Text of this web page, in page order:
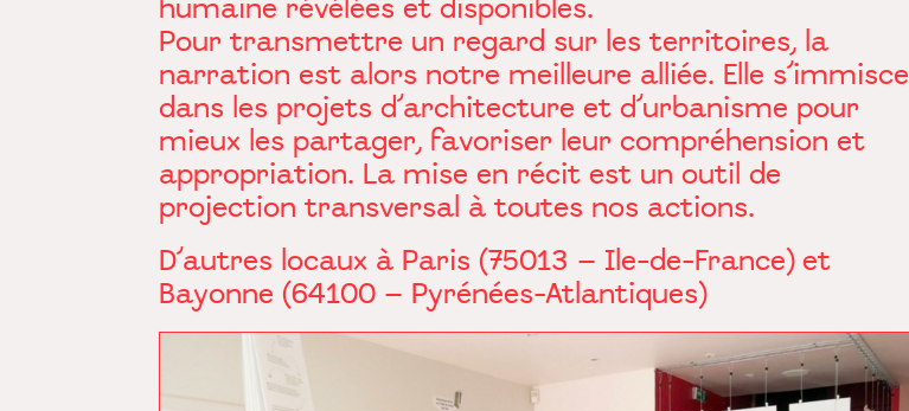
humaine révélées et disponibles.
Pour transmettre un regard sur les territoires, la
narration est alors notre meilleure alliée. Elle s’immisce
dans les projets d’architecture et d’urbanisme pour
mieux les partager, favoriser leur compréhension et
appropriation. La mise en récit est un outil de
projection transversal à toutes nos actions.
D’autres locaux à Paris (75013 – Ile-de-France) et
Bayonne (64100 – Pyrénées-Atlantiques)